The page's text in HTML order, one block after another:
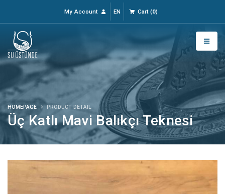
My Account EN Cart (0)
Üç Katlı Mavi Balıkçı Teknesi
HOMEPAGE PRODUCT DETAIL